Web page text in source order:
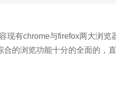
现有chrome与firefox两大浏览
的浏览功能十分的全面的，